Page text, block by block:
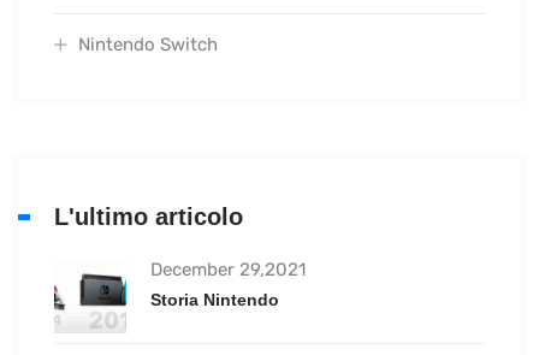
Nintendo Switch
L'ultimo articolo
December 29,2021
Storia Nintendo